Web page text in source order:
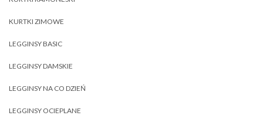
KURTKI ZIMOWE
LEGGINSY BASIC
LEGGINSY DAMSKIE
LEGGINSY NA CO DZIEŃ
LEGGINSY OCIEPLANE